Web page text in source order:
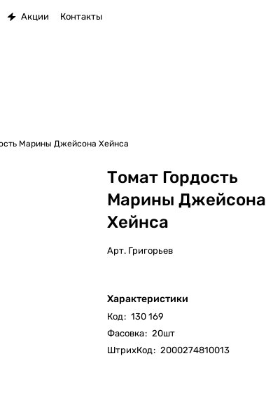
Акции Контакты
Марины Джейсона Хейнса
Томат Гордость
Марины Джейсона
Хейнса
Арт. Григорьев
Характеристики
Код: 130 169
Фасовка: 20шт
ШтрихКод: 2000274810013